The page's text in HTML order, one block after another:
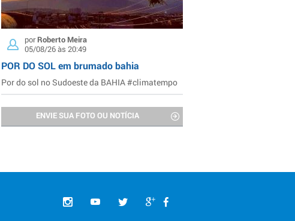
porRoberto Meira
05/08/26 às 20:49
POR DO SOL em brumado bahia
Por do sol no Sudoeste da BAHIA #climatempo
ENVIE SUA FOTO OU NOTÍCIA